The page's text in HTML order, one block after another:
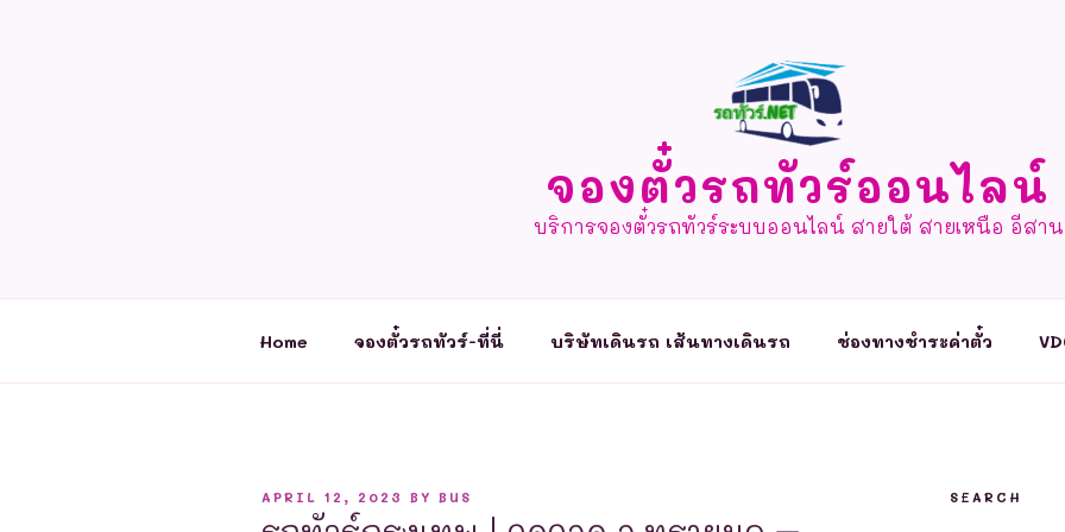
จองตั๋วรถทัวร์ออนไลน์
บริการจองตั๋วรถทัวร์ระบบออนไลน์ สายใต้ สายเหนือ อีสาน
Home จองตั๋วรถทัวร์-ที่นี่ บริษัทเดินรถ เส้นทางเดินรถ ช่องทางชำระค่าตั๋ว
POSTED
APRIL 12, 2023 BY BUS SEARCH